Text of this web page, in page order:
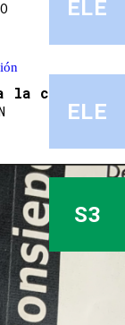
ELE
ELE
la creación
S3